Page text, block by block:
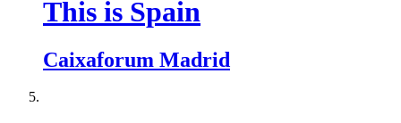
This is Spain
Caixaforum Madrid